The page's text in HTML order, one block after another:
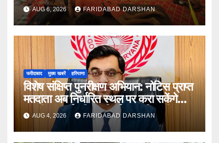
AUG 6, 2026 FARIDABAD DARSHAN
फरीदाबाद मुख्य खबरें हरियाणा
विशेष संक्षिप्त पुनरीक्षण अभियान: नोटिस प्राप्त
मतदाता अब निर्धारित स्थल पर करा सकेंगे
अपनी सुनवाई : जिला निर्वाचन अधिकारी आयुष
सिन्हा
AUG 4, 2026 FARIDABAD DARSHAN